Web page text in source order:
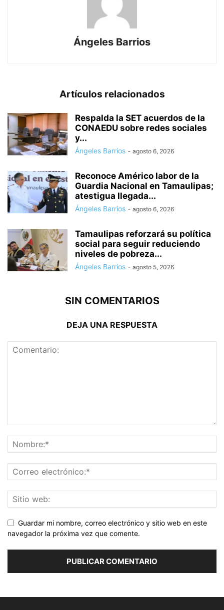
Ángeles Barrios
Artículos relacionados
Respalda la SET acuerdos de la
CONAEDU sobre redes sociales
y...
Ángeles Barrios - agosto 6, 2026
Reconoce Américo labor de la
Guardia Nacional en Tamaulipas;
atestigua llegada...
Ángeles Barrios - agosto 6, 2026
Tamaulipas reforzará su política
social para seguir reduciendo
niveles de pobreza...
Ángeles Barrios - agosto 5, 2026
SIN COMENTARIOS
DEJA UNA RESPUESTA
Guardar mi nombre, correo electrónico y sitio web en este
navegador la próxima vez que comente.